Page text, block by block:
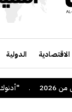
الاقتصادية الدولية
. "أدنوك" تعلن